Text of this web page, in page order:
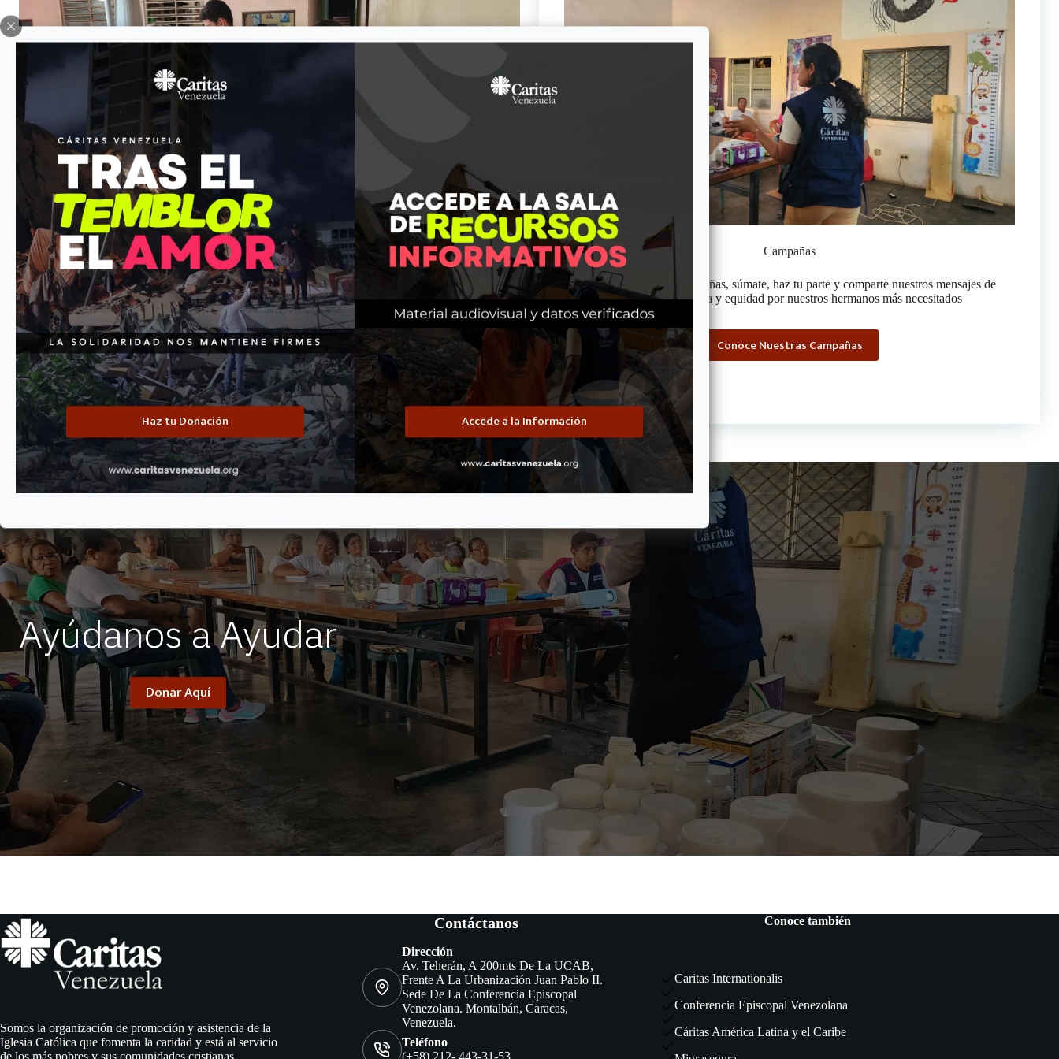
Haz tu Donación Accede a la Información
Acción Pastoral
En nuestra acción pastoral abordamos las áreas de nutrición, salud; agua, saneamiento e higiene
movilidad humana; gestión de riesgo; seguridad alimentaria y medios de vida; empoderamiento
comunitario/comunicaciones y formación. A esta labor se suma el trabajo de protección para
enfrentar la pandemia por COVID-19 que desde el 2020 azota al mundo entero y encuentra a
Venezuela con una población lesionada y frágil.
Saber más
Campañas
Accede a nuestras campañas, súmate, haz tu parte y comparte nuestros mensajes de
solidaridad, justicia y equidad por nuestros hermanos más necesitados
Conoce Nuestras Campañas
Ayúdanos a Ayudar
Donar Aquí
Somos la organización de promoción y asistencia de la
Iglesia Católica que fomenta la caridad y está al servicio
de los más pobres y sus comunidades cristianas.
Contáctanos
Dirección
Av. Teherán, A 200mts De La UCAB,
Frente A La Urbanización Juan Pablo II.
Sede De La Conferencia Episcopal
Venezolana. Montalbán, Caracas,
Venezuela.
Teléfono
Conoce también
Caritas Internationalis
Conferencia Episcopal Venezolana
Cáritas América Latina y el Caribe